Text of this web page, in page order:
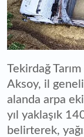
Tekirdağ
Aksoy, il
alanda arpa
yıl yaklaşık
belirterek,